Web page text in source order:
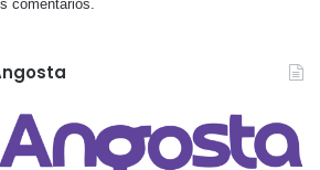
comentarios.